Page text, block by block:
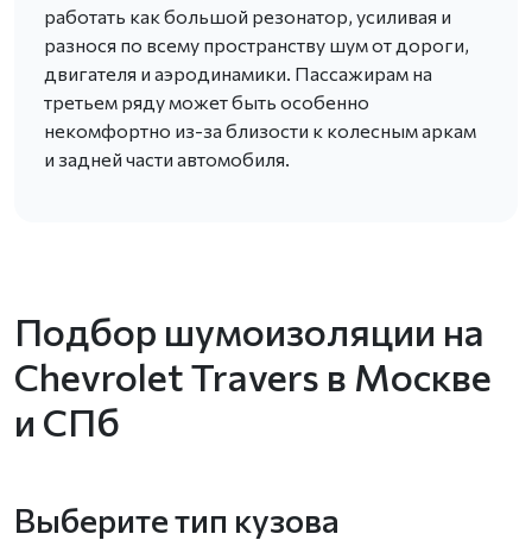
работать как большой резонатор, усиливая и
разнося по всему пространству шум от дороги,
двигателя и аэродинамики. Пассажирам на
третьем ряду может быть особенно
некомфортно из-за близости к колесным аркам
и задней части автомобиля.
Подбор шумоизоляции на
Chevrolet Travers в Москве
и СПб
Выберите тип кузова